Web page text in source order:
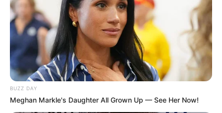
Bikin Ngakak, 10 Potret
Cosplay Murah Pakai Bahan
Seadanya
BUZZ DAY
Meghan Markle's Daughter All Grown Up — See Her Now!